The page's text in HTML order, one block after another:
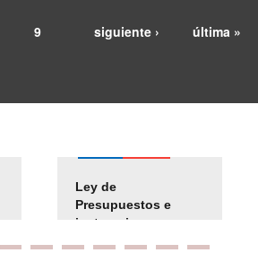
9 siguiente › última »
Ley de
Presupuestos e
instrucciones